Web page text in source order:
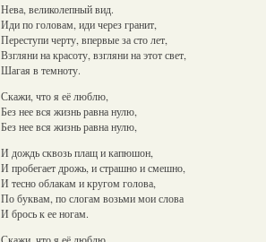
Нева, великолепный вид.
Иди по головам, иди через гранит,
Переступи черту, впервые за сто лет,
Взгляни на красоту, взгляни на этот свет,
Шагая в темноту.
Скажи, что я её люблю,
Без нее вся жизнь равна нулю,
Без нее вся жизнь равна нулю,
И дождь сквозь плащ и капюшон,
И пробегает дрожь, и страшно и смешно,
И тесно облакам и кругом голова,
По буквам, по слогам возьми мои слова
И брось к ее ногам.
Скажи, что я её люблю,